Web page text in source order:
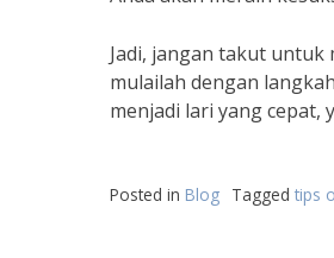
Jadi, jangan takut untuk
mulailah dengan
menjadi lari yang cepat,
Posted in Blog Tagged tips